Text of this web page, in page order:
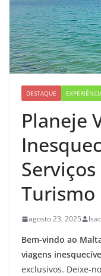
DESTAQUE
Planeje
Turismo
agosto 23, 2025
Bem-vindo ao
viagens
exclusivos. Deixe-